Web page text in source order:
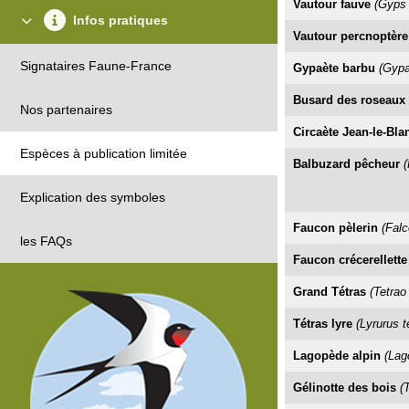
Infos pratiques
Signataires Faune-France
Nos partenaires
Espèces à publication limitée
Explication des symboles
les FAQs
Vautour fauve
Vautour percnoptère
Gypaète barbu
Busard des roseaux
Circaète Jean-le-
Balbuzard pêcheur
Faucon pèlerin
Faucon crécerellette
Grand Tétras
Tétras lyre (Lyrurus
Lagopède alpin
Gélinotte des bois